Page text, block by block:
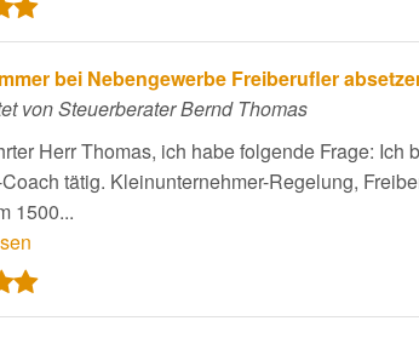
bei Nebengewerbe Freiberufler
von Steuerberater Bernd Thomas
Herr Thomas, ich habe folgende Frage:
tätig. Kleinunternehmer-Regelung,
1500...